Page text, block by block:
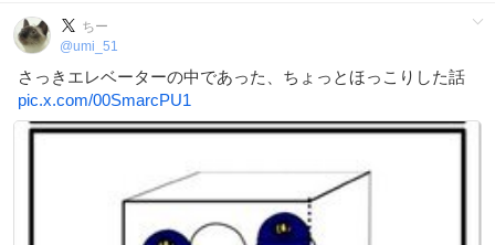
ちー
@umi_51
さっきエレベーターの中であった、ちょっとほっこりした話
pic.x.com/00SmarcPU1